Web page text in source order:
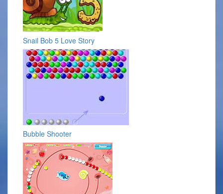
Snail Bob 5 Love Story
Bubble Shooter